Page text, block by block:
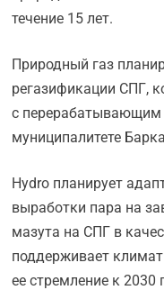
течение 15 лет.
Природный газ
регазификации СПГ,
с перерабатывающим
муниципалитете
Hydro планирует
выработки пара на
мазута на СПГ в
поддерживает
ее стремление к 2030